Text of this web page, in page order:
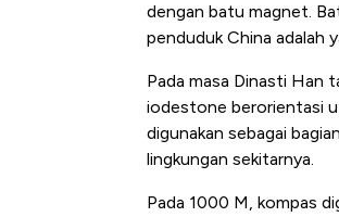
dengan batu magnet.
penduduk China adalah
Pada masa Dinasti Han
iodestone berorientasi
digunakan sebagai
lingkungan sekitarnya.
Pada 1000 M, kompas